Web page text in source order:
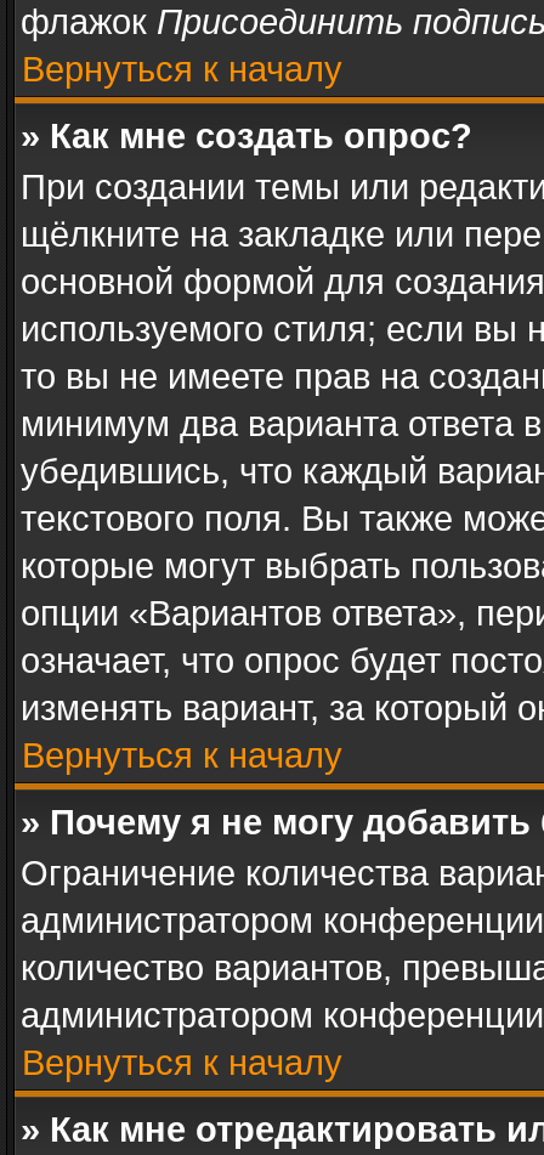
флажок Присоединить
Вернуться к началу
» Как мне создать опрос?
При создании темы или
щёлкните на закладке или
основной формой для
используемого стиля; если вы
то вы не имеете прав на
минимум два варианта ответа
убедившись, что каждый
текстового поля. Вы также
которые могут выбрать
опции «Вариантов ответа»,
означает, что опрос будет
изменять вариант, за который
Вернуться к началу
» Почему я не могу
Ограничение количества
администратором
количество вариантов,
администратором
Вернуться к началу
» Как мне отредактировать